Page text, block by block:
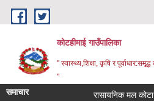
Skip to main content
कोटहीमाई गाउँपालिका
" स्वास्थ्य,शिक्षा, कृषि र
"
समाचार रासायनिक मल कोटा